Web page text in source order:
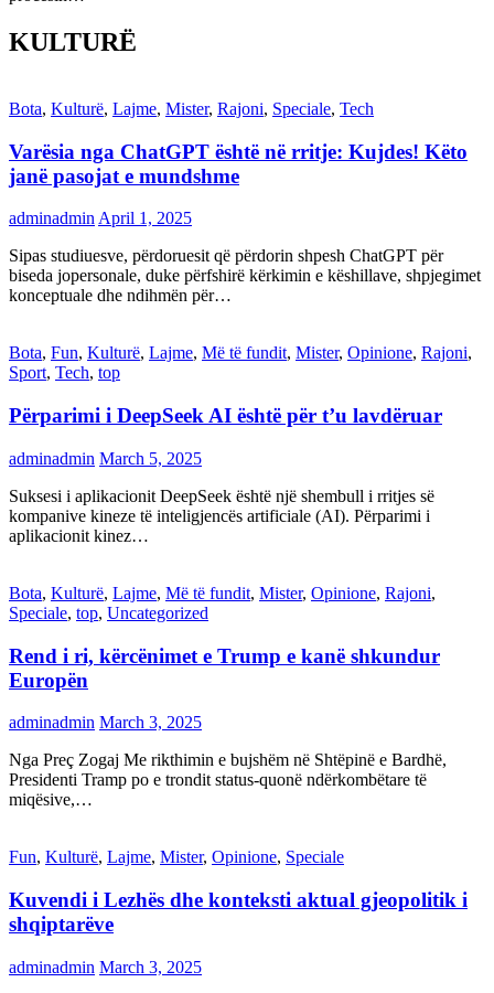
KULTURË
Bota, Kulturë, Lajme, Mister, Rajoni, Speciale, Tech
Varësia nga ChatGPT është në rritje: Kujdes! Këto
janë pasojat e mundshme
adminadmin April 1, 2025
Sipas studiuesve, përdoruesit që përdorin shpesh ChatGPT për
biseda jopersonale, duke përfshirë kërkimin e këshillave, shpjegimet
konceptuale dhe ndihmën për…
Bota, Fun, Kulturë, Lajme, Më të fundit, Mister, Opinione, Rajoni,
Sport, Tech, top
Përparimi i DeepSeek AI është për t’u lavdëruar
adminadmin March 5, 2025
Suksesi i aplikacionit DeepSeek është një shembull i rritjes së
kompanive kineze të inteligjencës artificiale (AI). Përparimi i
aplikacionit kinez…
Bota, Kulturë, Lajme, Më të fundit, Mister, Opinione, Rajoni,
Speciale, top, Uncategorized
Rend i ri, kërcënimet e Trump e kanë shkundur
Europën
adminadmin March 3, 2025
Nga Preç Zogaj Me rikthimin e bujshëm në Shtëpinë e Bardhë,
Presidenti Tramp po e trondit status-quonë ndërkombëtare të
miqësive,…
Fun, Kulturë, Lajme, Mister, Opinione, Speciale
Kuvendi i Lezhës dhe konteksti aktual gjeopolitik i
shqiptarëve
adminadmin March 3, 2025